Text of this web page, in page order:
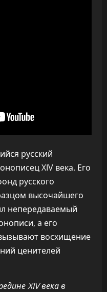
русский
XIV века. Его
русского
высочайшего
непередаваемый
а его
восхищение
ценителей
XIV века в